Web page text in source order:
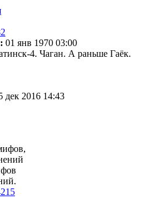
01 янв 1970 03:00
4. Чаган. А раньше Гаёк.
дек 2016 14:43